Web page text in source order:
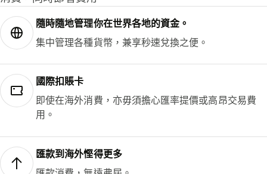
隨時隨地管理你在世界各地的資金。
集中管理各種貨幣，兼享秒速兌換之便。
國際扣賬卡
即使在海外消費，亦毋須擔心匯率提價或高昂交易費
用。
匯款到海外慳得更多